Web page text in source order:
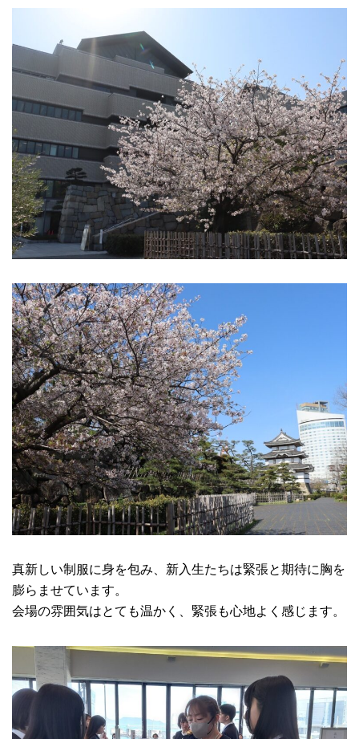
真新しい制服に身を包み、新入生たちは緊張と期待に胸を
膨らませています。
会場の雰囲気はとても温かく、緊張も心地よく感じます。